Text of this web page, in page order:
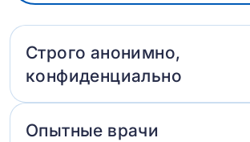
Строго анонимно,
конфиденциально
Опытные врачи